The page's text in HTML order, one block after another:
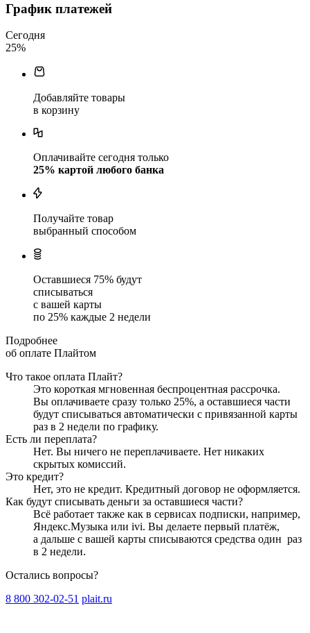
График платежей
Сегодня
25%
Добавляйте товары
в корзину
Оплачивайте сегодня только
25% картой любого банка
Получайте товар
выбранный способом
Оставшиеся 75% будут
списываться
с вашей карты
по 25% каждые 2 недели
Подробнее
об оплате Плайтом
Что такое оплата Плайт?
Это короткая мгновенная беспроцентная рассрочка.
Вы оплачиваете сразу только 25%, а оставшиеся части
будут списываться автоматически с привязанной карты
раз в 2 недели по графику.
Есть ли переплата?
Нет. Вы ничего не переплачиваете. Нет никаких
скрытых комиссий.
Это кредит?
Нет, это не кредит. Кредитный договор не оформляется.
Как будут списывать деньги за оставшиеся части?
Всё работает также как в сервисах подписки, например,
Яндекс.Музыка или ivi. Вы делаете первый платёж,
а дальше с вашей карты списываются средства один раз
в 2 недели.
Остались вопросы?
8 800 302-02-51 plait.ru